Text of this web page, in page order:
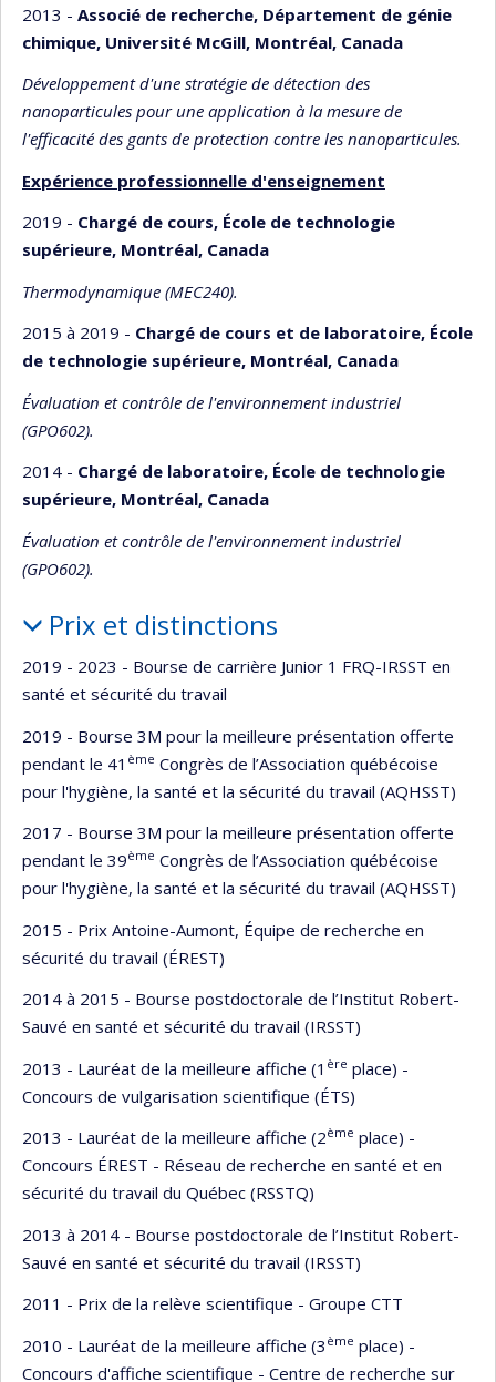
2013 - Associé de recherche, Département de génie
chimique, Université McGill, Montréal, Canada
Développement d'une stratégie de détection des
nanoparticules pour une application à la mesure de
l'efficacité des gants de protection contre les nanoparticules.
Expérience professionnelle d'enseignement
2019 - Chargé de cours, École de technologie
supérieure, Montréal, Canada
Thermodynamique (MEC240).
2015 à 2019 - Chargé de cours et de laboratoire, École
de technologie supérieure, Montréal, Canada
Évaluation et contrôle de l'environnement industriel
(GPO602).
2014 - Chargé de laboratoire, École de technologie
supérieure, Montréal, Canada
Évaluation et contrôle de l'environnement industriel
(GPO602).
Prix et distinctions
2019 - 2023 - Bourse de carrière Junior 1 FRQ-IRSST en
santé et sécurité du travail
2019 - Bourse 3M pour la meilleure présentation offerte
pendant le 41 ème Congrès de l’Association québécoise
pour l'hygiène, la santé et la sécurité du travail (AQHSST)
2017 - Bourse 3M pour la meilleure présentation offerte
pendant le 39ème Congrès de l’Association québécoise
pour l'hygiène, la santé et la sécurité du travail (AQHSST)
2015 - Prix Antoine-Aumont, Équipe de recherche en
sécurité du travail (ÉREST)
2014 à 2015 - Bourse postdoctorale de l’Institut Robert-
Sauvé en santé et sécurité du travail (IRSST)
2013 - Lauréat de la meilleure affiche (1 ère place) -
Concours de vulgarisation scientifique (ÉTS)
2013 - Lauréat de la meilleure affiche (2ème place) -
Concours ÉREST - Réseau de recherche en santé et en
sécurité du travail du Québec (RSSTQ)
2013 à 2014 - Bourse postdoctorale de l’Institut Robert-
Sauvé en santé et sécurité du travail (IRSST)
2011 - Prix de la relève scientifique - Groupe CTT
2010 - Lauréat de la meilleure affiche (3 ème place) -
Concours d'affiche scientifique - Centre de recherche sur